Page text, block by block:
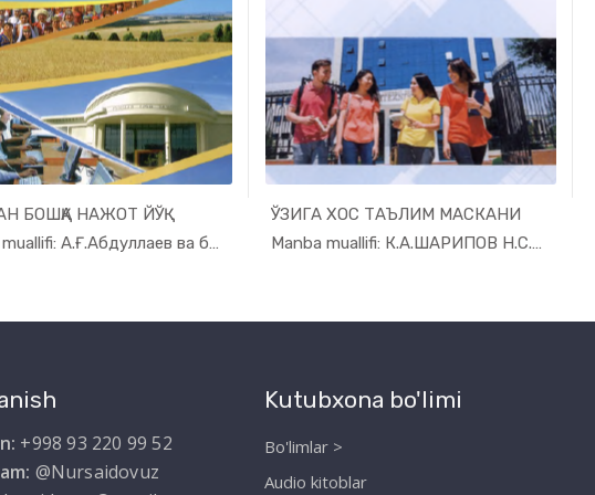
БОШҚА НАЖОТ ЙЎҚ
Manba muallifi: А.Ғ.Абдуллаев ва бошқ.
In Ilmiy t...
ЎЗИГА ХОС ТАЪЛИМ МАСКАНИ
Manba muallifi: К.А.ШАРИПОВ Н.С.АБДУЛЛАЕВА
In Ilmiy t...
+998 93 220 99 52
@Nursaidovuz
Kutubxona bo'limi
Bo'limlar >
Audio kitoblar